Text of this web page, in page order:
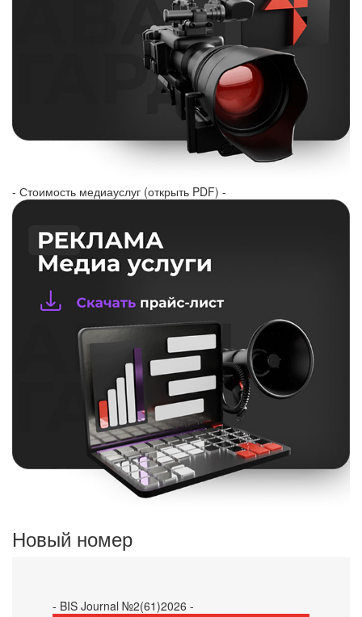
- Стоимость медиауслуг (открыть PDF) -
Новый номер
- BIS Journal №2(61)2026 -